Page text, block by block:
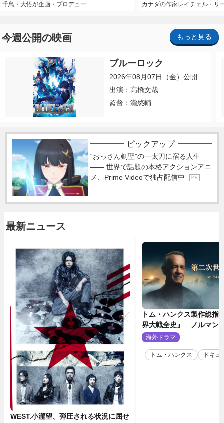
千鳥・大悟が企画・プロデュー…
カナダの作家レイチェル・リ
今週公開の映画 もっと見る
ブルーロック
2026年08月07日（金）公開
出演：高橋文哉
監督：瀧悠輔
ピックアップ
“おっさん剣聖”の一太刀に宿る人生
―― 世界で話題の本格アクションアニ
メ、Prime Videoで独占配信中
P R
最新ニュース
WEST.小瀧望、弾圧される状況に屈せ
トム・ハンクス製作総指
界大戦全史』 ノルマン
壮絶な戦場を収めた特別
海外ドラマ
トム・ハンクス ドキ